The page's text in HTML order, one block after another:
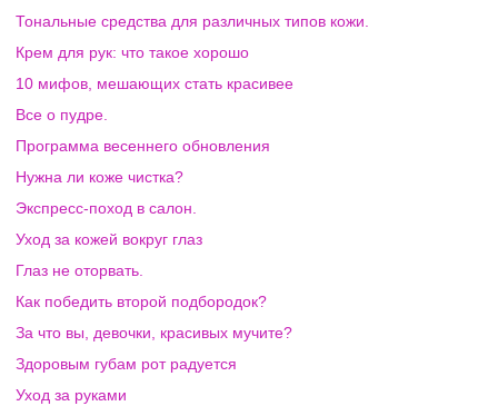
Тональные средства для различных типов кожи.
Крем для рук: что такое хорошо
10 мифов, мешающих стать красивее
Все о пудре.
Программа весеннего обновления
Нужна ли коже чистка?
Экспресс-поход в салон.
Уход за кожей вокруг глаз
Глаз не оторвать.
Как победить второй подбородок?
За что вы, девочки, красивых мучите?
Здоровым губам рот радуется
Уход за руками